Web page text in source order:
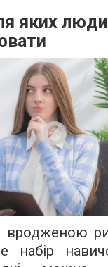
яких
вродженою
набір